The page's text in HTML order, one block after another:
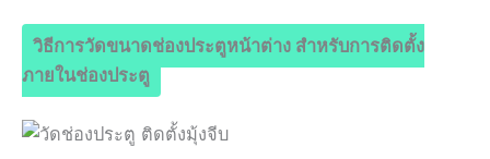
วิธีการวัดขนาดช่องประตูหน้าต่าง สำหรับการติดตั้ง
ภายในช่องประตู